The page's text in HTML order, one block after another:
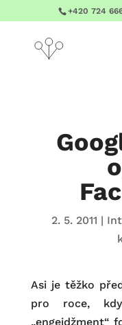
+420 724
2. 5. 2011 |
Asi je těžko
pro roce,
„engejdžment“